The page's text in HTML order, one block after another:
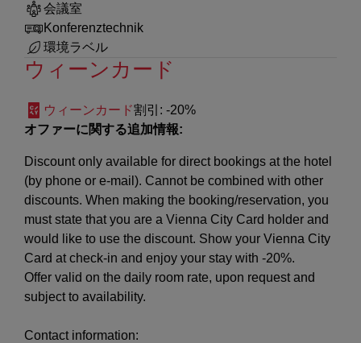
会議室
Konferenztechnik
環境ラベル
ウィーンカード
ウィーンカード割引 : -20%
オファーに関する追加情報:
Discount only available for direct bookings at the hotel
(by phone or e-mail). Cannot be combined with other
discounts. When making the booking/reservation, you
must state that you are a Vienna City Card holder and
would like to use the discount. Show your Vienna City
Card at check-in and enjoy your stay with -20%.
Offer valid on the daily room rate, upon request and
subject to availability.
Contact information: